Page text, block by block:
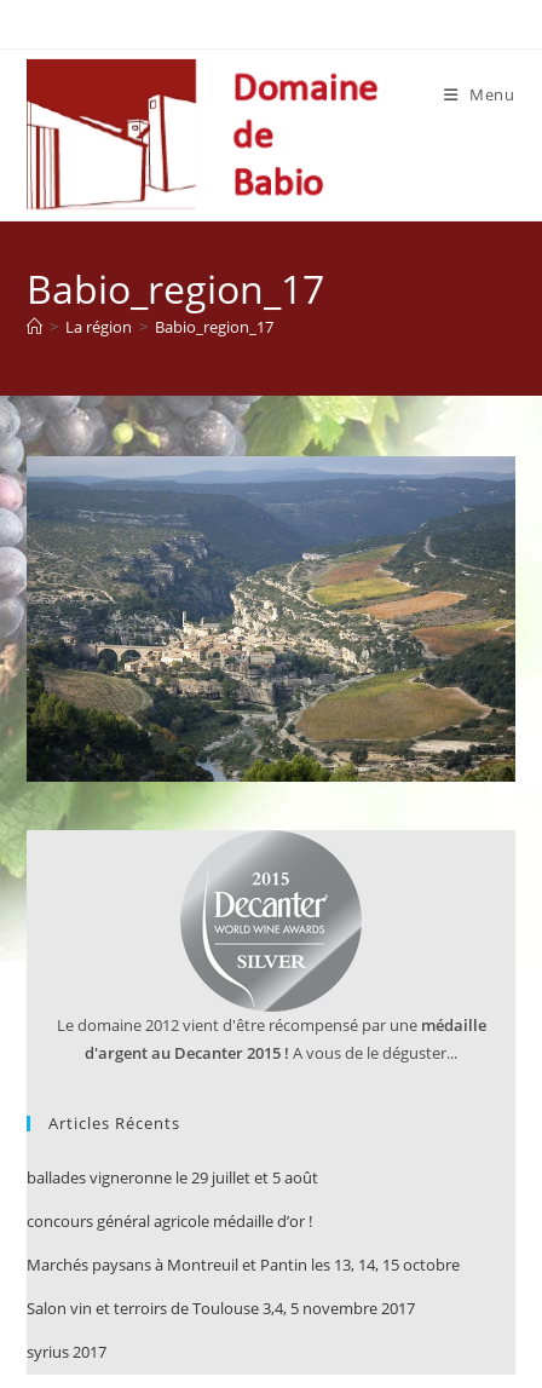
Menu
Babio_region_17
> La région > Babio_region_17
Le domaine 2012 vient d'être récompensé par une médaille
d'argent au Decanter 2015 ! A vous de le déguster...
Articles Récents
ballades vigneronne le 29 juillet et 5 août
concours général agricole médaille d’or !
Marchés paysans à Montreuil et Pantin les 13, 14, 15 octobre
Salon vin et terroirs de Toulouse 3,4, 5 novembre 2017
syrius 2017